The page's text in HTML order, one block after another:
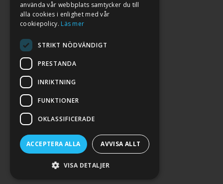
2026. ALL RIGHTS RESERVED.
POWERED BY EMPORI CMS
använda vår webbplats samtycker du till
alla cookies i enlighet med vår
cookiepolicy. Läs mer
STRIKT NÖDVÄNDIGT
PRESTANDA
INRIKTNING
FUNKTIONER
OKLASSIFICERADE
ACCEPTERA ALLA AVVISA ALLT
VISA DETALJER